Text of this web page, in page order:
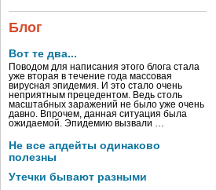
Блог
Вот те два...
Поводом для написания этого блога стала
уже вторая в течение года массовая
вирусная эпидемия. И это стало очень
неприятным прецедентом. Ведь столь
масштабных заражений не было уже очень
давно. Впрочем, данная ситуация была
ожидаемой. Эпидемию вызвали …
Не все апдейты одинаково
полезны
Утечки бывают разными